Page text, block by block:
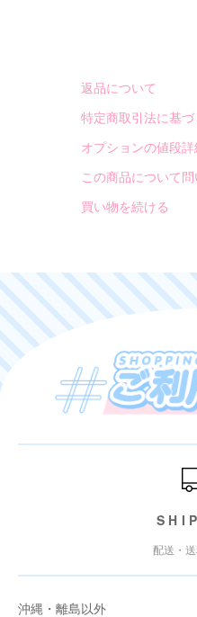
返品について
特定商取引法に基
オプションの値段詳
この商品について
買い物を続ける
配送・
沖縄・離島以外